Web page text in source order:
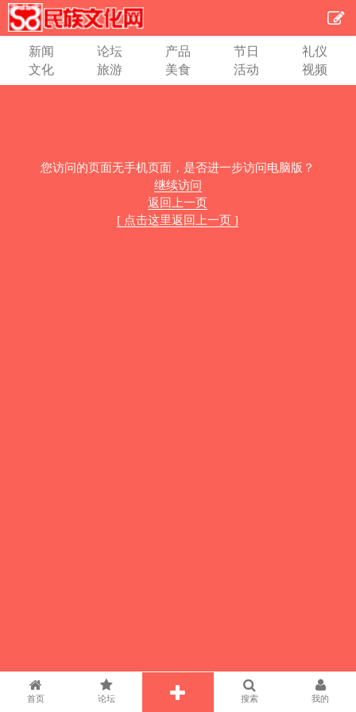
新闻 论坛 产品 节日
礼仪
文化
旅游 美食 活动 视频
您访问的页面无手机页面，是否进一步访问电脑版？
继续访问
返回上一页
[ 点击这里返回上一页 ]
首页 论坛 搜索 我的